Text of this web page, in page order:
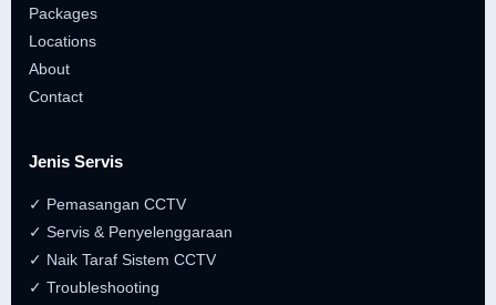
Packages
Locations
About
Contact
Jenis Servis
✓ Pemasangan CCTV
✓ Servis & Penyelenggaraan
✓ Naik Taraf Sistem CCTV
✓ Troubleshooting